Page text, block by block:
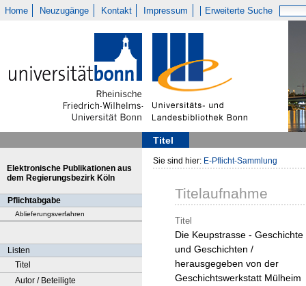
Home Neuzugänge Kontakt Impressum Erweiterte Suche
Titel
Elektronische Publikationen aus
dem Regierungsbezirk Köln
Pflichtabgabe
Ablieferungsverfahren
Listen
Titel
Autor / Beteiligte
Sie sind hier: E-Pflicht-Sammlung
Titelaufnahme
Titel
Die Keupstrasse - Geschichte
und Geschichten /
herausgegeben von der
Geschichtswerkstatt Mülheim